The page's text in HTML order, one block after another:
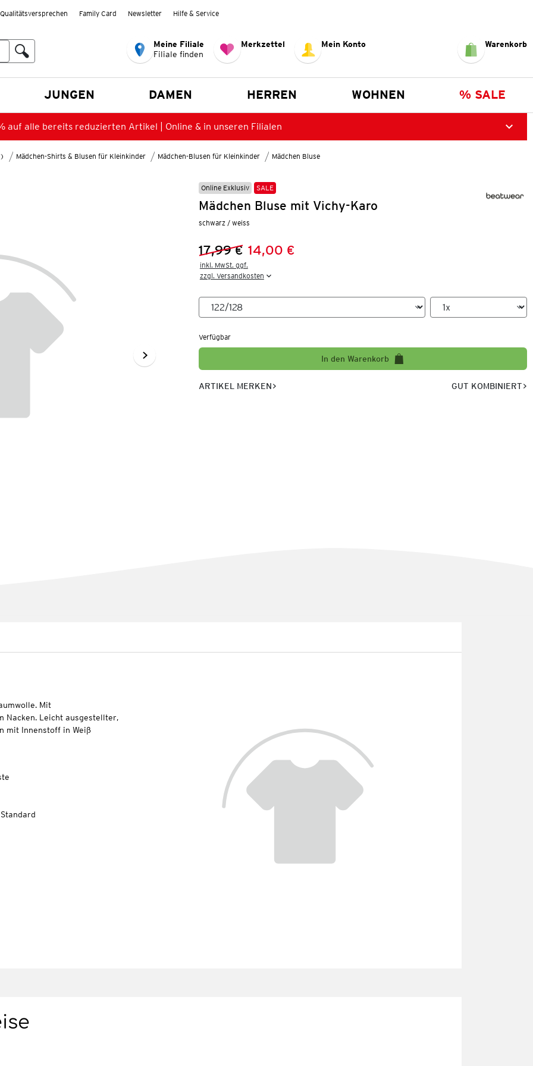
Qualitätsversprechen Family Card Newsletter Hilfe & Service
Meine Filiale
Filiale finden
Merkzettel Mein Konto Warenkorb
JUNGEN DAMEN HERREN WOHNEN % SALE
auf alle bereits reduzierten Artikel | Online & in unseren Filialen
Mädchen-Shirts & Blusen für Kleinkinder Mädchen-Blusen für Kleinkinder Mädchen Bluse
Online Exklusiv SALE
Mädchen Bluse mit Vichy-Karo
schwarz / weiss
Vorheriger Preis:
17,99 €
Neuer Preis:
14,00 €
inkl. MwSt. ggf.
zzgl. Versandkosten
Verfügbar
In den Warenkorb
ARTIKEL MERKEN GUT KOMBINIERT
Mit
Nacken. Leicht ausgestellter,
mit Innenstoff in Weiß